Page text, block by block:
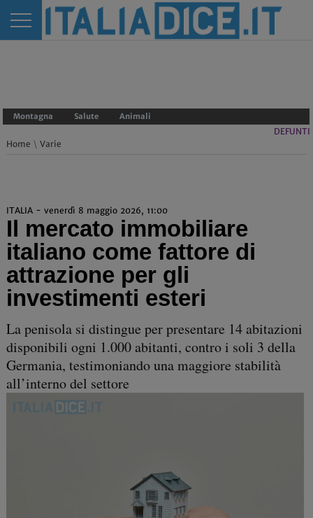
Montagna Salute Animali
DEFUNTI
Home \ Varie
ITALIA - venerdì 8 maggio 2026, 11:00
Il mercato immobiliare
italiano come fattore di
attrazione per gli
investimenti esteri
La penisola si distingue per presentare 14 abitazioni
disponibili ogni 1.000 abitanti, contro i soli 3 della
Germania, testimoniando una maggiore stabilità
all’interno del settore